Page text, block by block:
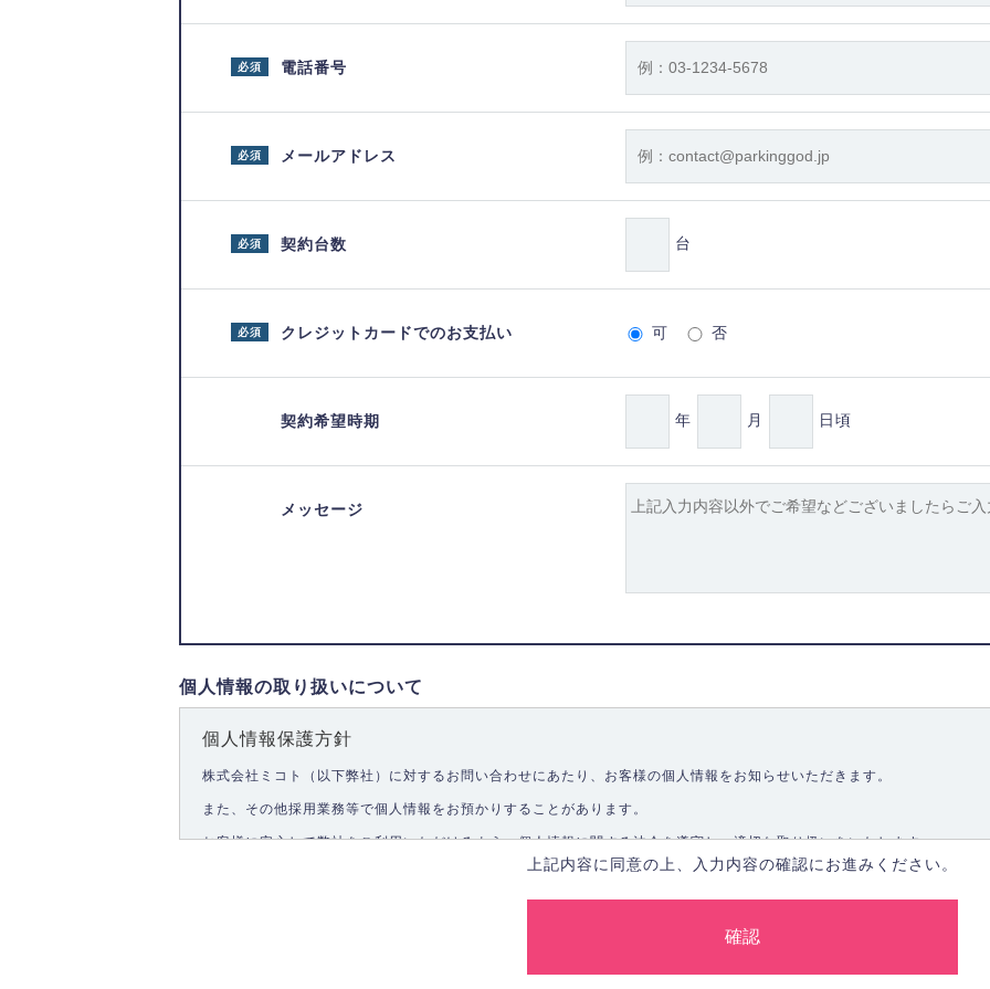
電話番号
必須
メールアドレス
必須
契約台数
必須 台
クレジットカードでのお支払い
必須 可 否
契約希望時期 年 月 日頃
メッセージ
個人情報の取り扱いについて
個人情報保護方針
株式会社ミコト（以下弊社）に対するお問い合わせにあたり、お客様の個人情報をお知らせいただきます。
また、その他採用業務等で個人情報をお預かりすることがあります。
お客様に安心して弊社をご利用いただけるよう、個人情報に関する法令を遵守し、適切な取り扱いをいたします。
弊社は、お客様に対して偽りや不正な方法を取ることなく、適正に個人情報を取得いたします。
上記内容に同意の上、入力内容の確認にお進みください。